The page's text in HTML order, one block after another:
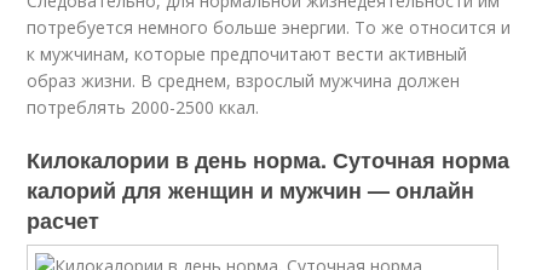
потребуется немного больше энергии. То же относится и
к мужчинам, которые предпочитают вести активный
образ жизни. В среднем, взрослый мужчина должен
потреблять 2000-2500 ккал.
Килокалории в день норма. Суточная норма
калорий для женщин и мужчин — онлайн
расчет